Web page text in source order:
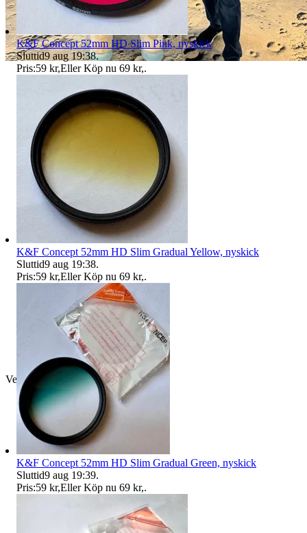
Verifierad
K&F Concept 52mm HD Slim Pink, nyskick
Sluttid9 aug 19:38.
Pris:59 kr,Eller Köp nu 69 kr,.
K&F Concept 52mm HD Slim Gradual Yellow, nyskick
Sluttid9 aug 19:38.
Pris:59 kr,Eller Köp nu 69 kr,.
K&F Concept 52mm HD Slim Gradual Green, nyskick
Sluttid9 aug 19:39.
Pris:59 kr,Eller Köp nu 69 kr,.